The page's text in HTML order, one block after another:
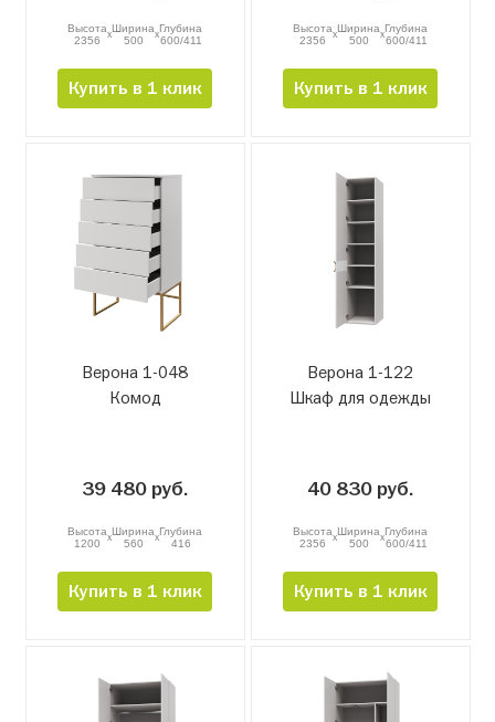
Высота
2356
xШирина
500
xГлубина
600/411
Купить в 1 клик
Высота
2356
xШирина
500
xГлубина
600/411
Купить в 1 клик
Верона 1-048
Комод
39 480 руб.
Высота
1200
xШирина
560
xГлубина
416
Купить в 1 клик
Верона 1-122
Шкаф для одежды
40 830 руб.
Высота
2356
xШирина
500
xГлубина
600/411
Купить в 1 клик